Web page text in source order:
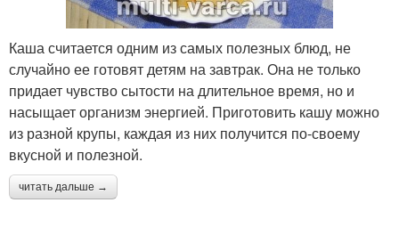
Каша считается одним из самых полезных блюд, не
случайно ее готовят детям на завтрак. Она не только
придает чувство сытости на длительное время, но и
насыщает организм энергией. Приготовить кашу можно
из разной крупы, каждая из них получится по-своему
вкусной и полезной.
читать дальше →